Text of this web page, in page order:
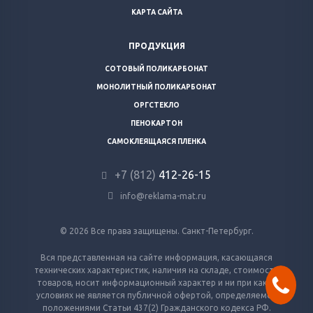
КАРТА САЙТА
ПРОДУКЦИЯ
СОТОВЫЙ ПОЛИКАРБОНАТ
МОНОЛИТНЫЙ ПОЛИКАРБОНАТ
ОРГСТЕКЛО
ПЕНОКАРТОН
САМОКЛЕЯЩАЯСЯ ПЛЕНКА
+7 (812) 412-26-15
info@reklama-mat.ru
© 2026 Все права защищены. Санкт-Петербург.
Вся представленная на сайте информация, касающаяся
технических характеристик, наличия на складе, стоимости
товаров, носит информационный характер и ни при каких
условиях не является публичной офертой, определяемой
положениями Статьи 437(2) Гражданского кодекса РФ.